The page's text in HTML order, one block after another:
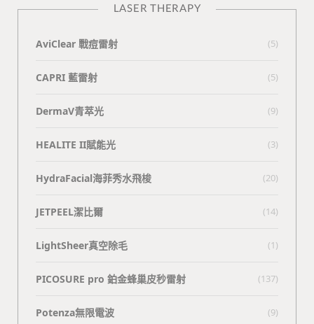
LASER THERAPY
AviClear 戰痘雷射 (5)
CAPRI 藍雷射 (5)
DermaV青萃光 (9)
HEALITE II賦能光 (3)
HydraFacial海菲秀水飛梭 (20)
JETPEEL潔比爾 (14)
LightSheer真空除毛 (1)
PICOSURE pro 鉑金蜂巢皮秒雷射 (137)
Potenza無限電波 (9)